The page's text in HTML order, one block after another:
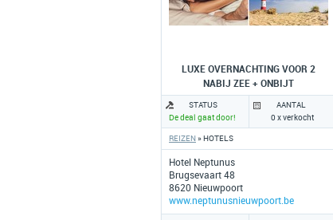
LUXE OVERNACHTING VOOR 2
NABIJ ZEE + ONBIJT
Hotel Neptunus
Brugsevaart 48
8620 Nieuwpoort
www.neptunusnieuwpoort.be
REIZEN» HOTELS
STATUS
De deal gaat door!
AANTAL
0 x verkocht